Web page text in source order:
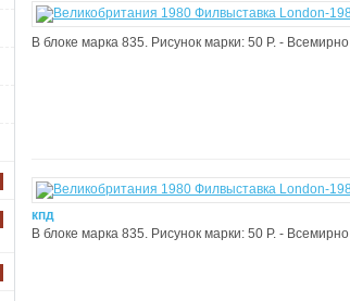
В блоке марка 835. Рисунок марки: 50 Р. -
кпд
В блоке марка 835. Рисунок марки: 50 Р. -